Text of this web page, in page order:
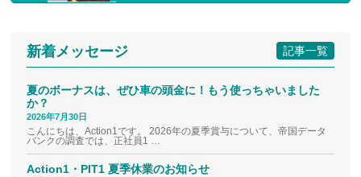
記事一覧
新着メッセージ
夏のボーナスは、ぜひ車の頭金に！もう使っちゃいました
か？
2026年7月30日
こんにちは、Action1です。 2026年の夏季賞与について、帝国データ
バンクの調査では、正社員1 …
Action1・PIT1 夏季休業のお知らせ